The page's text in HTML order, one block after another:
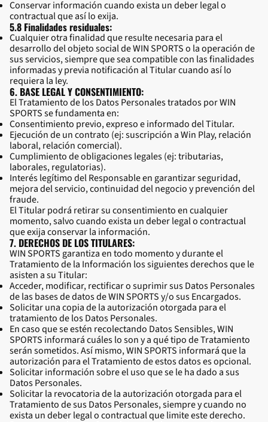
Conservar información cuando exista un deber legal o
contractual que así lo exija.
5.8 Finalidades residuales:
Cualquier otra finalidad que resulte necesaria para el
desarrollo del objeto social de WIN SPORTS o la operación de
sus servicios, siempre que sea compatible con las finalidades
informadas y previa notificación al Titular cuando así lo
requiera la ley.
6. BASE LEGAL Y CONSENTIMIENTO:
El Tratamiento de los Datos Personales tratados por WIN
SPORTS se fundamenta en:
Consentimiento previo, expreso e informado del Titular.
Ejecución de un contrato (ej: suscripción a Win Play, relación
laboral, relación comercial).
Cumplimiento de obligaciones legales (ej: tributarias,
laborales, regulatorias).
Interés legítimo del Responsable en garantizar seguridad,
mejora del servicio, continuidad del negocio y prevención del
fraude.
El Titular podrá retirar su consentimiento en cualquier
momento, salvo cuando exista un deber legal o contractual
que exija conservar la información.
7. DERECHOS DE LOS TITULARES:
WIN SPORTS garantiza en todo momento y durante el
Tratamiento de la Información los siguientes derechos que le
asisten a su Titular:
Acceder, modificar, rectificar o suprimir sus Datos Personales
de las bases de datos de WIN SPORTS y/o sus Encargados.
Solicitar una copia de la autorización otorgada para el
tratamiento de los Datos Personales.
En caso que se estén recolectando Datos Sensibles, WIN
SPORTS informará cuáles lo son y a qué tipo de Tratamiento
serán sometidos. Así mismo, WIN SPORTS informará que la
autorización para el Tratamiento de estos datos es opcional.
Solicitar información sobre el uso que se le ha dado a sus
Datos Personales.
Solicitar la revocatoria de la autorización otorgada para el
Tratamiento de sus Datos Personales, siempre y cuando no
exista un deber legal o contractual que limite este derecho.